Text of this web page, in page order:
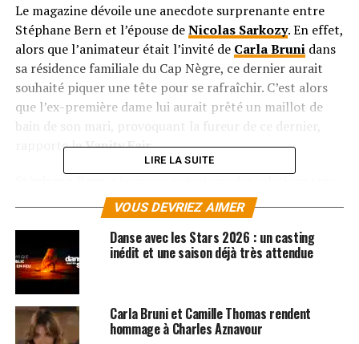
Le magazine dévoile une anecdote surprenante entre
Stéphane Bern et l’épouse deNicolas Sarkozy. En effet,
alors que l’animateur était l’invité de Carla Brunidans
sa résidence familiale du Cap Nègre, ce dernier aurait
souhaité piquer une tête pour se rafraîchir. C’est alors
que l’ex-première dame lui aurait prêté un maillot de
bain de son mari, provoquant la fureur de ce dernier,
rapporte leVanity Fair.
Stéphane Berna toujours entretenu des relations très
particulières avec les Premières dames. Après avoir
organisé des galas de charité pour l’épouse de
Giscard d’Estaing, appris àBernadette Chiracà
s’incliner devant la reine d’Angleterre ou conseillé
Valérie Trierweiler
il n’y a rien d’étonnant à voir aujourd’hui Stéphane Bern
très proche de
Brigitte Macron.
LIRE LA SUITE
VOUS DEVRIEZ AIMER
Danse avec les Stars 2026 : un casting
inédit et une saison déjà très attendue
Carla Bruni et Camille Thomas rendent
hommage à Charles Aznavour